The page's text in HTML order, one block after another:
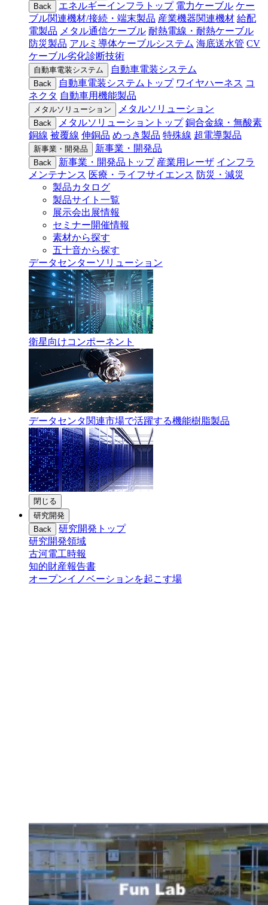
Back エネルギーインフラトップ 電力ケーブル ケー
ブル関連機材/接続・端末製品 産業機器関連機材 給配
電製品 メタル通信ケーブル 耐熱電線・耐熱ケーブル
防災製品 アルミ導体ケーブルシステム 海底送水管 CV
ケーブル劣化診断技術
自動車電装システム 自動車電装システム
Back 自動車電装システムトップ ワイヤハーネス コ
ネクタ 自動車用機能製品
メタルソリューション メタルソリューション
Back メタルソリューショントップ 銅合金線・無酸素
銅線 被覆線 伸銅品 めっき製品 特殊線 超電導製品
新事業・開発品 新事業・開発品
Back 新事業・開発品トップ 産業用レーザ インフラ
メンテナンス 医療・ライフサイエンス 防災・減災
製品カタログ
製品サイト一覧
展示会出展情報
セミナー開催情報
素材から探す
五十音から探す
データセンターソリューション
衛星向けコンポーネント
データセンタ関連市場で活躍する機能樹脂製品
閉じる
研究開発
Back
研究開発トップ
研究開発領域
古河電工時報
知的財産報告書
オープンイノベーションを起こす場